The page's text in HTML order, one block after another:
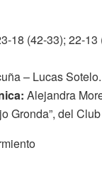
18 (42-33); 22-
– Lucas Sotelo.
Alejandra
Gronda”, del